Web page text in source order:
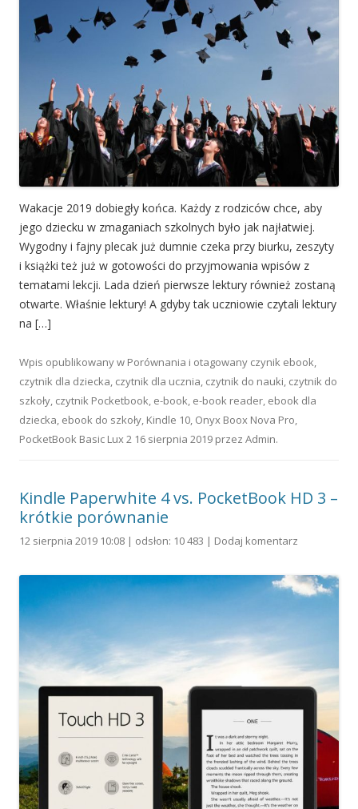
Wakacje 2019 dobiegły końca. Każdy z rodziców chce, aby
jego dziecku w zmaganiach szkolnych było jak najłatwiej.
Wygodny i fajny plecak już dumnie czeka przy biurku, zeszyty
i książki też już w gotowości do przyjmowania wpisów z
tematami lekcji. Lada dzień pierwsze lektury również zostaną
otwarte. Właśnie lektury! A gdyby tak uczniowie czytali lektury
na […]
Wpis opublikowany w Porównania i otagowany czynik ebook,
czytnik dla dziecka, czytnik dla ucznia, czytnik do nauki, czytnik do
szkoły, czytnik Pocketbook, e-book, e-book reader, ebook dla
dziecka, ebook do szkoły, Kindle 10, Onyx Boox Nova Pro,
PocketBook Basic Lux 2 16 sierpnia 2019 przez Admin.
Kindle Paperwhite 4 vs. PocketBook HD 3 –
krótkie porównanie
12 sierpnia 2019 10:08 | odsłon: 10 483 | Dodaj komentarz